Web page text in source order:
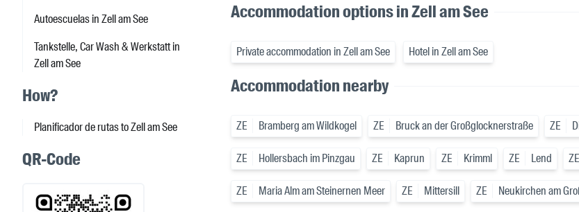
Autoescuelas in Zell am See
Tankstelle, Car Wash & Werkstatt in
Zell am See
How?
Planificador de rutas to Zell am See
QR-Code
Accommodation options in Zell am See
Private accommodation in Zell am See Hotel in Zell am See
Accommodation nearby
ZE Bramberg am Wildkogel ZE Bruck an der Großglocknerstraße ZE
ZE Hollersbach im Pinzgau ZE Kaprun ZE Krimml ZE Lend ZE
ZE Maria Alm am Steinernen Meer ZE Mittersill ZE Neukirchen am